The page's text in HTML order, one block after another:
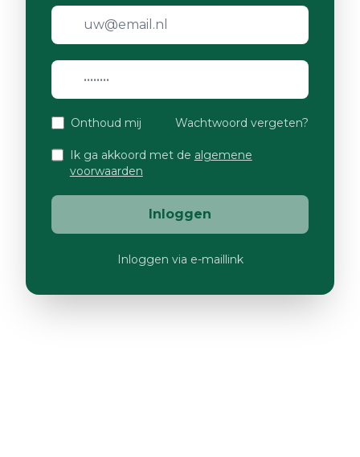
Onthoud mij Wachtwoord vergeten?
Ik ga akkoord met de algemene
voorwaarden
Inloggen
Inloggen via e-maillink